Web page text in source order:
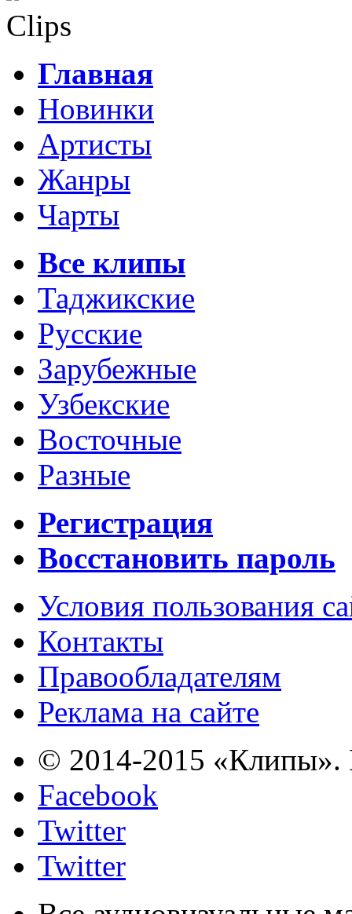
Clips
Главная
Новинки
Артисты
Жанры
Чарты
Все клипы
Таджикские
Русские
Зарубежные
Узбекские
Восточные
Разные
Регистрация
Восстановить пароль
Условия пользования
Контакты
Правообладателям
Реклама на сайте
© 2014-2015 «Клипы».
Facebook
Twitter
Twitter